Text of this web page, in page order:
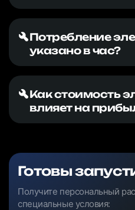
Потребление
указано в час?
Как стоимость
влияет на
Готовы
Получите персональный
специальные условия: